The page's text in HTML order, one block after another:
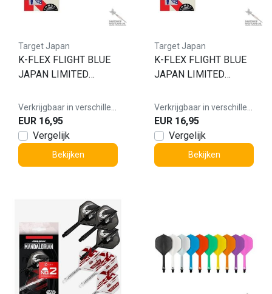
Target Japan
K-FLEX FLIGHT BLUE
JAPAN LIMITED
EUR 16,95
Vergelijk
Bekijken
Target Japan
K-FLEX FLIGHT BLUE
JAPAN LIMITED
EUR 16,95
Vergelijk
Bekijken